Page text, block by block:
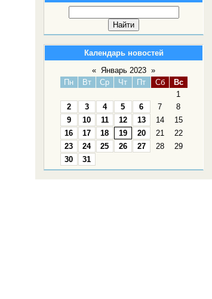
Календарь новостей
« Январь 2023 »
Пн
Вт Ср Чт Пт Сб
Вс
1
2
3 4 5 6 7
8
9
10 11 12 13 14
15
16
17 18 19 20 21
22
23
24 25 26 27 28
29
30
31